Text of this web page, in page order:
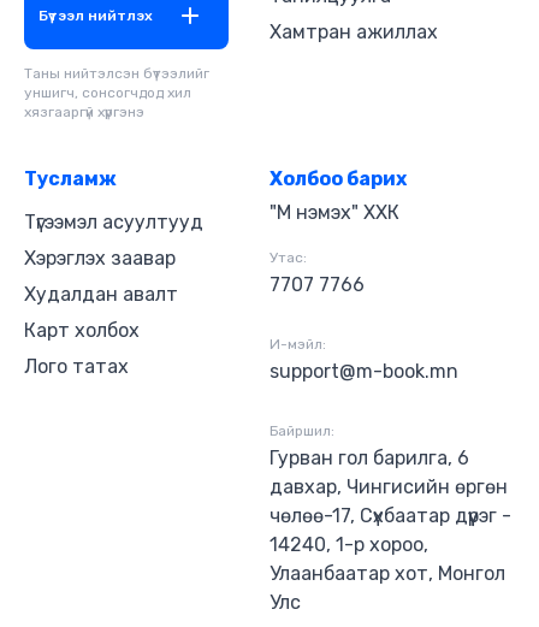
Бүтээл нийтлэх
Таны нийтэлсэн бүтээлийг
уншигч, сонсогчдод хил
хязгааргүй хүргэнэ
Хамтран ажиллах
Тусламж
Түгээмэл асуултууд
Хэрэглэх заавар
Худалдан авалт
Карт холбох
Лого татах
Холбоо барих
"М нэмэх" ХХК
Утас:
7707 7766
И-мэйл:
support@m-book.mn
Байршил:
Гурван гол барилга, 6
давхар, Чингисийн өргөн
чөлөө-17, Сүхбаатар дүүрэг -
14240, 1-р хороо,
Улаанбаатар хот, Монгол
Улс